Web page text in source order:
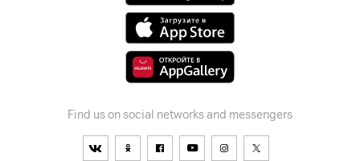
Find us on social networks and messengers